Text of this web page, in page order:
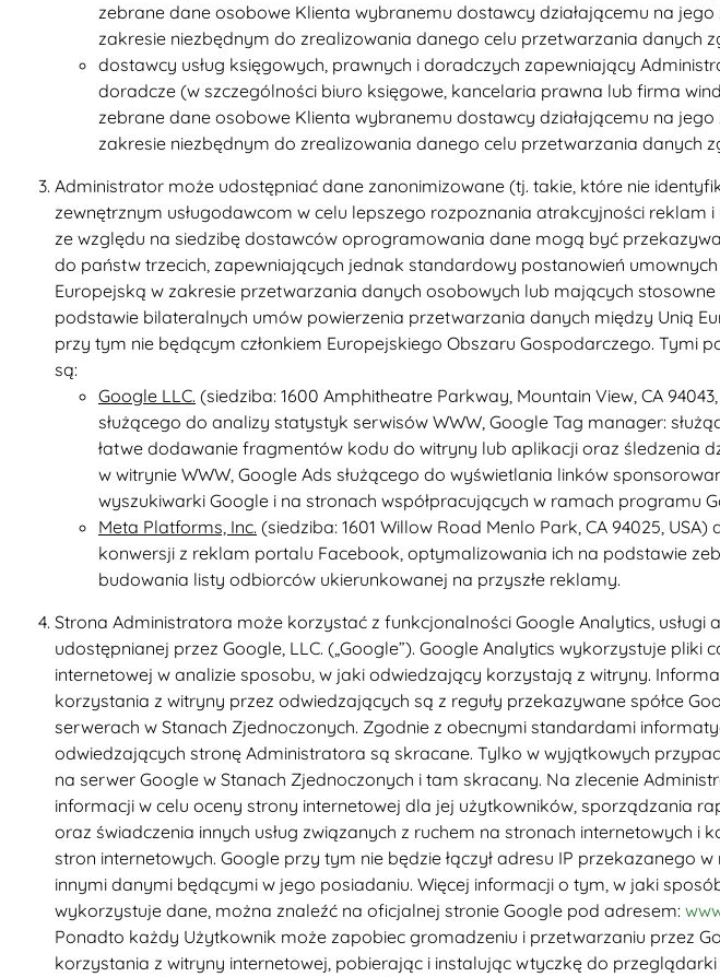
zebrane dane osobowe Klienta wybranemu dostawcy działającemu na
zakresie niezbędnym do zrealizowania danego celu przetwarzania danych
dostawcy usług księgowych, prawnych i doradczych zapewniający
doradcze (w szczególności biuro księgowe, kancelaria prawna lub firma
zebrane dane osobowe Klienta wybranemu dostawcy działającemu na
zakresie niezbędnym do zrealizowania danego celu przetwarzania danych
Administrator może udostępniać dane zanonimizowane (tj. takie, które nie
zewnętrznym usługodawcom w celu lepszego rozpoznania atrakcyjności reklam
ze względu na siedzibę dostawców oprogramowania dane mogą być
do państw trzecich, zapewniających jednak standardowy postanowień
Europejską w zakresie przetwarzania danych osobowych lub mających
podstawie bilateralnych umów powierzenia przetwarzania danych między Unią
przy tym nie będącym członkiem Europejskiego Obszaru Gospodarczego. Tymi
są:
Google LLC. (siedziba: 1600 Amphitheatre Parkway, Mountain View, CA
służącego do analizy statystyk serwisów WWW, Google Tag manager:
łatwe dodawanie fragmentów kodu do witryny lub aplikacji oraz śledzenia
w witrynie WWW, Google Ads służącego do wyświetlania linków
wyszukiwarki Google i na stronach współpracujących w ramach programu
Meta Platforms, Inc. (siedziba: 1601 Willow Road Menlo Park, CA 94025,
konwersji z reklam portalu Facebook, optymalizowania ich na podstawie
budowania listy odbiorców ukierunkowanej na przyszłe reklamy.
Strona Administratora może korzystać z funkcjonalności Google Analytics,
udostępnianej przez Google, LLC. („Google”). Google Analytics wykorzystuje
internetowej w analizie sposobu, w jaki odwiedzający korzystają z witryny.
korzystania z witryny przez odwiedzających są z reguły przekazywane spółce
serwerach w Stanach Zjednoczonych. Zgodnie z obecnymi standardami
odwiedzających stronę Administratora są skracane. Tylko w wyjątkowych
na serwer Google w Stanach Zjednoczonych i tam skracany. Na zlecenie
informacji w celu oceny strony internetowej dla jej użytkowników, sporządzania
oraz świadczenia innych usług związanych z ruchem na stronach internetowych i
stron internetowych. Google przy tym nie będzie łączył adresu IP przekazanego
innymi danymi będącymi w jego posiadaniu. Więcej informacji o tym, w jaki
wykorzystuje dane, można znaleźć na oficjalnej stronie Google pod adresem:
Ponadto każdy Użytkownik może zapobiec gromadzeniu i przetwarzaniu przez
korzystania z witryny internetowej, pobierając i instalując wtyczkę do